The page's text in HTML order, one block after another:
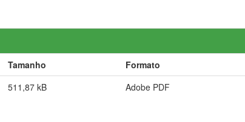
Tamanho
Formato
511,87 kB Adobe PDF